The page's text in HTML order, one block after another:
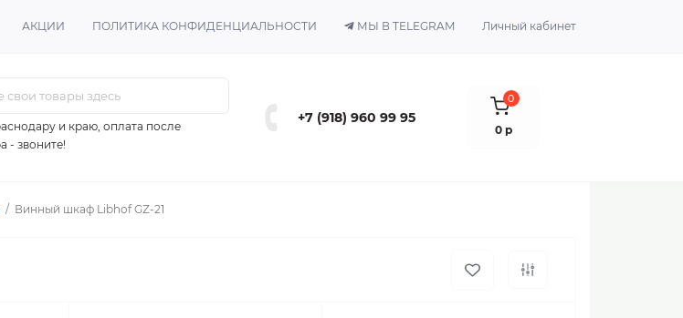
АКЦИИ ПОЛИТИКА КОНФИДЕНЦИАЛЬНОСТИ МЫ В TELEGRAM Личный кабинет
и краю, оплата после
- звоните!
+7 (918) 960 99 95
0
0 р
Винный шкаф Libhof GZ-21